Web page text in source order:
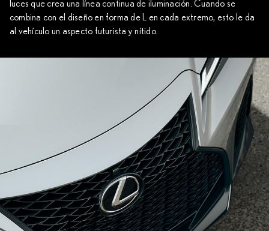
luces que crea una línea continua de iluminación. Cuando se
combina con el diseño en forma de L en cada extremo, esto le da
al vehículo un aspecto futurista y nítido.